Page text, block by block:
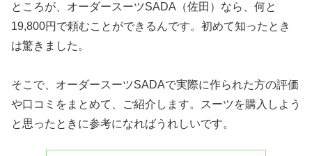
ところが、オーダースーツSADA（佐田）なら、何と
19,800円で頼むことができるんです。初めて知ったとき
は驚きました。
そこで、オーダースーツSADAで実際に作られた方の評価
や口コミをまとめて、ご紹介します。スーツを購入しよう
と思ったときに参考になればうれしいです。